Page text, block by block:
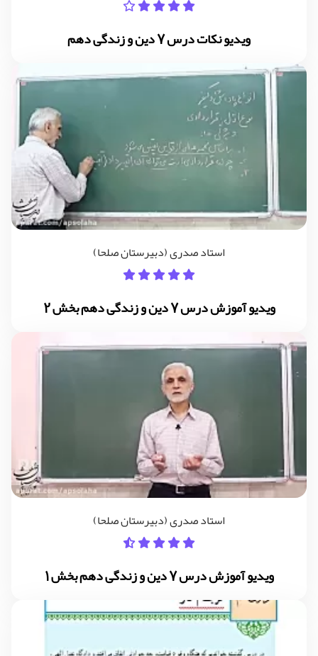
ویدیو نکات درس 7 دین و زندگی دهم
استاد صدری (دبیرستان صلحا)
ویدیو آموزش درس 7 دین و زندگی دهم بخش 2
استاد صدری (دبیرستان صلحا)
ویدیو آموزش درس 7 دین و زندگی دهم بخش 1